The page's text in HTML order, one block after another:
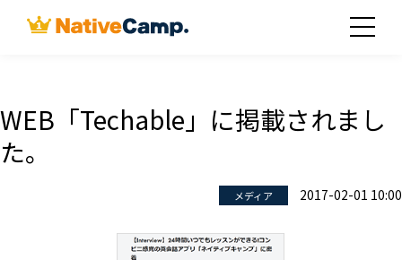
WEB「Techable」に掲載されまし
た。
メディア 2017-02-01 10:00